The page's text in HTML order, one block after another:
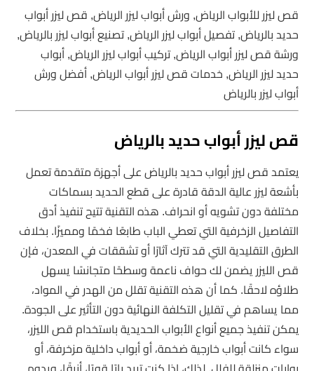
قص ليزر للأبواب الرياض, ورش أبواب ليزر الرياض, قص ليزر أبواب
حديد بالرياض, تفصيل أبواب ليزر الرياض, تصنيع أبواب ليزر بالرياض,
ورشة قص ليزر أبواب الرياض, تركيب أبواب ليزر الرياض, أبواب
حديد ليزر الرياض, خدمات قص ليزر أبواب الرياض, أفضل ورش
أبواب ليزر بالرياض
قص ليزر أبواب حديد بالرياض
يعتمد قص ليزر أبواب حديد بالرياض على أجهزة متقدمة تعمل
بأشعة ليزر عالية الدقة قادرة على قطع الحديد بسماكات
مختلفة دون تشويه أو انحراف. هذه التقنية تتيح تنفيذ أدق
التفاصيل الزخرفية التي تعطي الباب طابعًا فخمًا ومميزًا. بخلاف
الطرق التقليدية التي قد تترك آثارًا أو تشققات في المعدن، فإن
قص الليزر يضمن لك حواف ناعمة وسطحًا متجانسًا يسهل
طلاؤه لاحقًا. كما أن هذه التقنية تقلل من الهدر في المواد،
مما يساهم في تقليل التكلفة النهائية دون التأثير على الجودة.
يمكن تنفيذ جميع أنواع الأبواب الحديدية باستخدام قص الليزر،
سواء كانت أبواب خارجية ضخمة، أو أبواب داخلية مزخرفة، أو